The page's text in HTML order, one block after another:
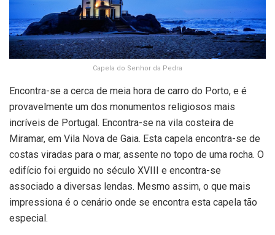
Capela do Senhor da Pedra
Encontra-se a cerca de meia hora de carro do Porto, e é
provavelmente um dos monumentos religiosos mais
incríveis de Portugal. Encontra-se na vila costeira de
Miramar, em Vila Nova de Gaia. Esta capela encontra-se de
costas viradas para o mar, assente no topo de uma rocha. O
edifício foi erguido no século XVIII e encontra-se
associado a diversas lendas. Mesmo assim, o que mais
impressiona é o cenário onde se encontra esta capela tão
especial.